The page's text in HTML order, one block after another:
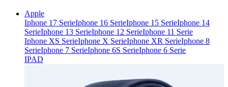
Apple
Iphone 17 SerieIphone 16 SerieIphone 15 SerieIphone 14
SerieIphone 13 SerieIphone 12 SerieIphone 11 Serie
Iphone XS SerieIphone X SerieIphone XR SerieIphone 8
SerieIphone 7 SerieIphone 6S SerieIphone 6 Serie
IPAD